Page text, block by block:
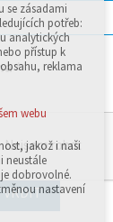
*
případná
webu
se zásadami
potřeb:
analytických
přístup k
reklama
webu
jakož i naši
neustále
dobrovolné.
nastavení